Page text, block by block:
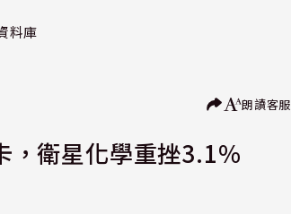
料庫
朗讀客服
，衛星化學重挫3.1%